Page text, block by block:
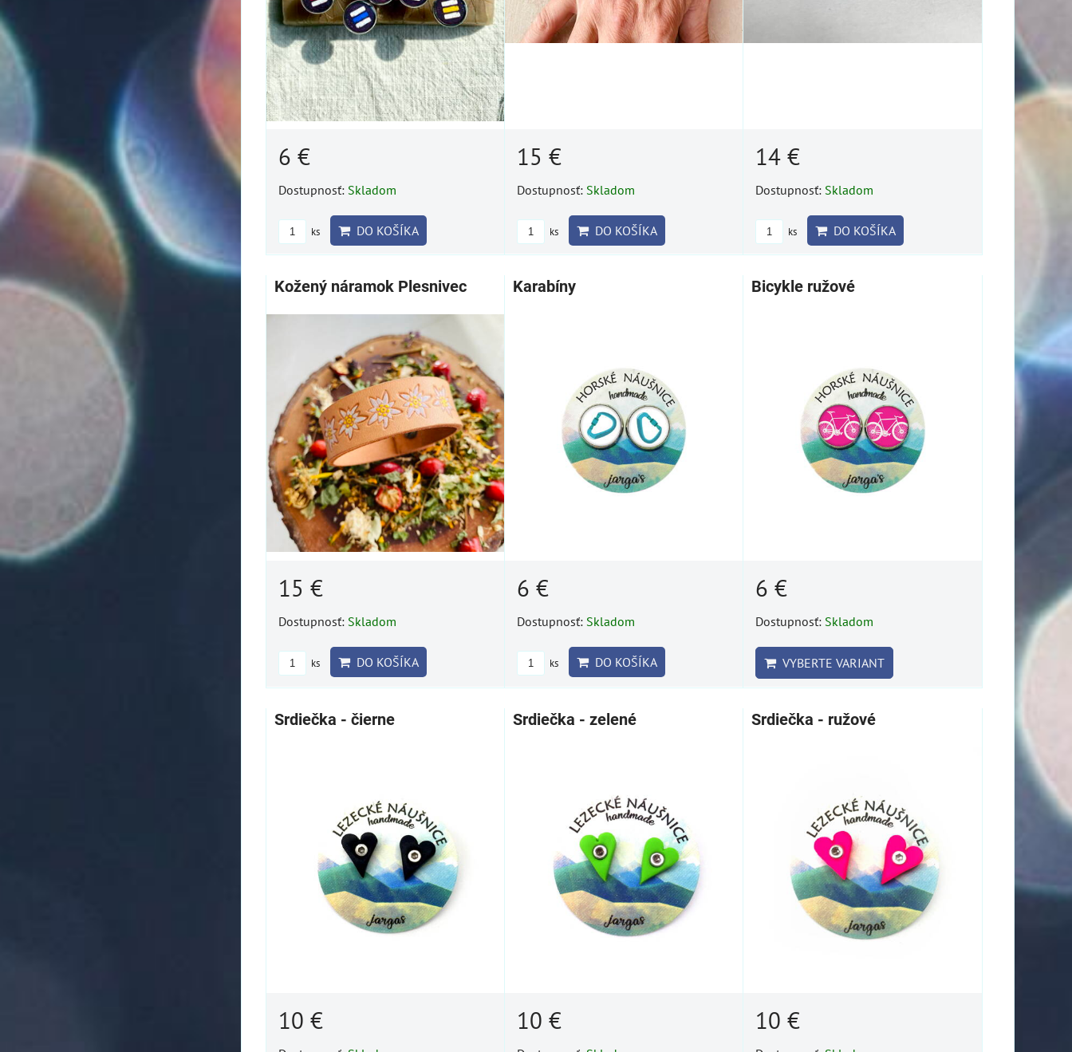
6 €
Dostupnosť: Skladom
ks DO KOŠÍKA
15 €
Dostupnosť: Skladom
ks DO KOŠÍKA
14 €
Dostupnosť: Skladom
ks DO KOŠÍKA
Kožený náramok Plesnivec
15 €
Dostupnosť: Skladom
ks DO KOŠÍKA
Karabíny
6 €
Dostupnosť: Skladom
ks DO KOŠÍKA
Bicykle ružové
6 €
Dostupnosť: Skladom
VYBERTE VARIANT
Srdiečka - čierne
10 €
Srdiečka - zelené
10 €
Srdiečka - ružové
10 €